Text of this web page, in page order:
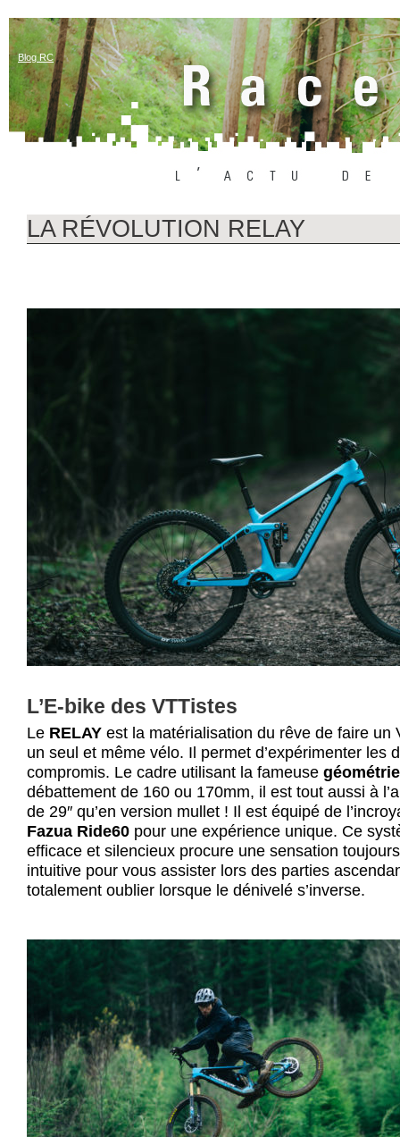
Blog RC
LA RÉVOLUTION RELAY
L’E-bike des VTTistes
Le RELAY est la matérialisation du rêve de faire un
un seul et même vélo. Il permet d’expérimenter les
compromis. Le cadre utilisant la fameuse
débattement de 160 ou 170mm, il est tout aussi à
de 29″ qu’en version mullet ! Il est équipé de
Fazua Ride60 pour une expérience unique. Ce
efficace et silencieux procure une sensation
intuitive pour vous assister lors des parties
totalement oublier lorsque le dénivelé s’inverse.